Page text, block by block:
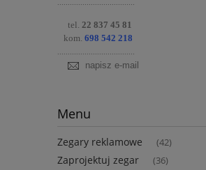
tel. 22 837 45 81
kom. 698 542 218
napisz e-mail
Menu
Zegary reklamowe (42)
Zaprojektuj zegar (36)